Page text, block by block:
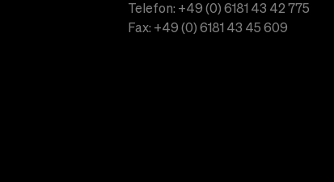
Telefon: +49 (0) 6181 43 42 775
Fax: +49 (0) 6181 43 45 609